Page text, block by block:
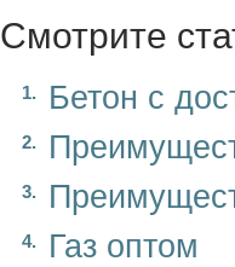
Смотрите
Бетон с
Газ оптом